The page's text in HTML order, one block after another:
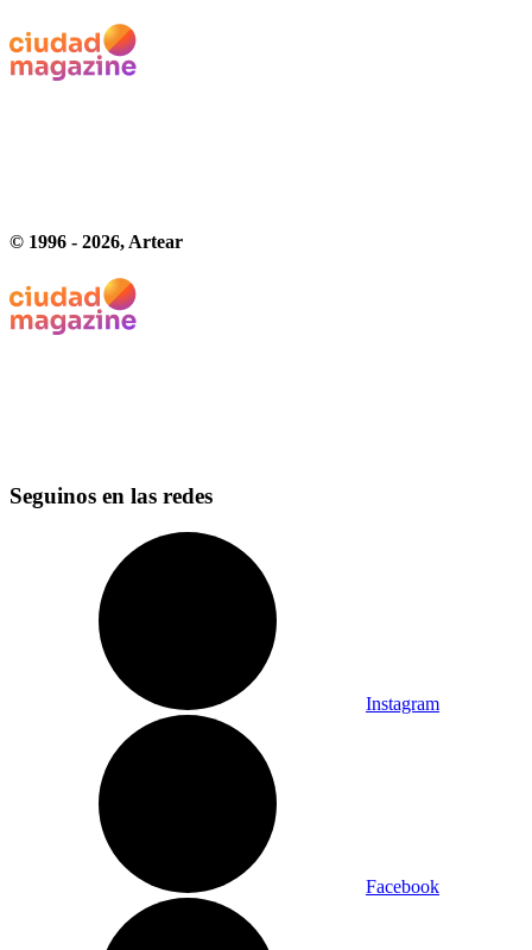
© 1996 - 2026, Artear
Seguinos en las redes
Instagram
Facebook